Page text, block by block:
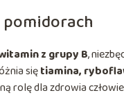
z grupy B,
siętiamina,
rolę dla zdrowia